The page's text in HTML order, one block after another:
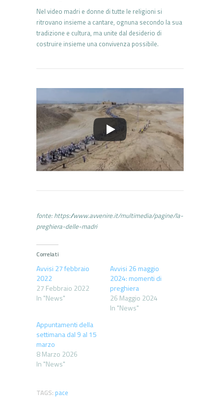
Nel video madri e donne di tutte le religioni si
ritrovano insieme a cantare, ognuna secondo la sua
tradizione e cultura, ma unite dal desiderio di
costruire insieme una convivenza possibile.
fonte: https://www.avvenire.it/multimedia/pagine/la-
preghiera-delle-madri
Correlati
Avvisi 27 febbraio
2022
27 Febbraio 2022
In "News"
Avvisi 26 maggio
2024: momenti di
preghiera
26 Maggio 2024
In "News"
Appuntamenti della
settimana dal 9 al 15
marzo
8 Marzo 2026
In "News"
TAGS: pace